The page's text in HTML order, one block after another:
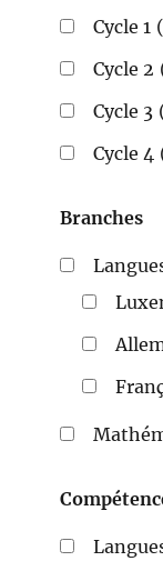
Cycle 1
Cycle 2
Cycle 3
Cycle 4
Branches